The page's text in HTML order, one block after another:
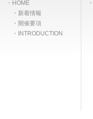
HOME
新着情報
開催要項
INTRODUCTION